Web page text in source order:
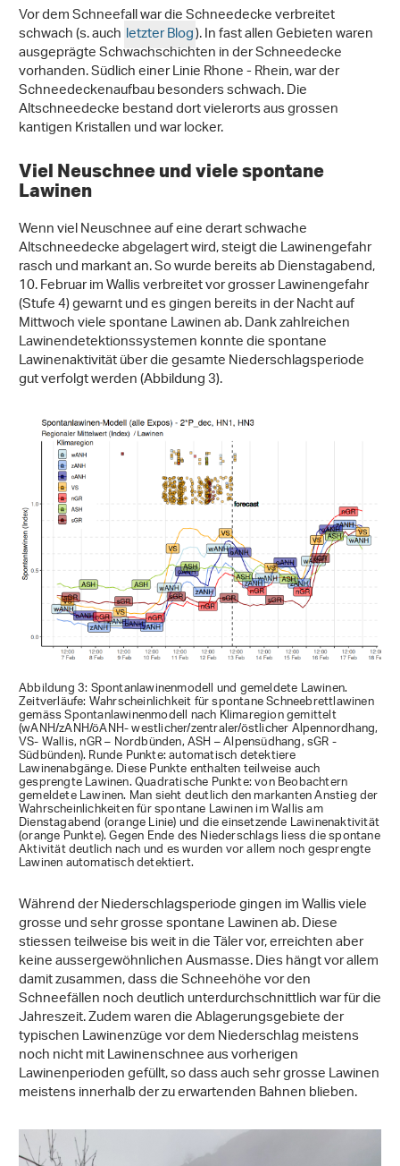
Vor dem Schneefall war die Schneedecke verbreitet
schwach (s. auch letzter Blog). In fast allen Gebieten waren
ausgeprägte Schwachschichten in der Schneedecke
vorhanden. Südlich einer Linie Rhone - Rhein, war der
Schneedeckenaufbau besonders schwach. Die
Altschneedecke bestand dort vielerorts aus grossen
kantigen Kristallen und war locker.
Viel Neuschnee und viele spontane
Lawinen
Wenn viel Neuschnee auf eine derart schwache
Altschneedecke abgelagert wird, steigt die Lawinengefahr
rasch und markant an. So wurde bereits ab Dienstagabend,
10. Februar im Wallis verbreitet vor grosser Lawinengefahr
(Stufe 4) gewarnt und es gingen bereits in der Nacht auf
Mittwoch viele spontane Lawinen ab. Dank zahlreichen
Lawinendetektionssystemen konnte die spontane
Lawinenaktivität über die gesamte Niederschlagsperiode
gut verfolgt werden (Abbildung 3).
Abbildung 3: Spontanlawinenmodell und gemeldete Lawinen.
Zeitverläufe: Wahrscheinlichkeit für spontane Schneebrettlawinen
gemäss Spontanlawinenmodell nach Klimaregion gemittelt
(wANH/zANH/öANH- westlicher/zentraler/östlicher Alpennordhang,
VS- Wallis, nGR – Nordbünden, ASH – Alpensüdhang, sGR -
Südbünden). Runde Punkte: automatisch detektiere
Lawinenabgänge. Diese Punkte enthalten teilweise auch
gesprengte Lawinen. Quadratische Punkte: von Beobachtern
gemeldete Lawinen. Man sieht deutlich den markanten Anstieg der
Wahrscheinlichkeiten für spontane Lawinen im Wallis am
Dienstagabend (orange Linie) und die einsetzende Lawinenaktivität
(orange Punkte). Gegen Ende des Niederschlags liess die spontane
Aktivität deutlich nach und es wurden vor allem noch gesprengte
Lawinen automatisch detektiert.
Während der Niederschlagsperiode gingen im Wallis viele
grosse und sehr grosse spontane Lawinen ab. Diese
stiessen teilweise bis weit in die Täler vor, erreichten aber
keine aussergewöhnlichen Ausmasse. Dies hängt vor allem
damit zusammen, dass die Schneehöhe vor den
Schneefällen noch deutlich unterdurchschnittlich war für die
Jahreszeit. Zudem waren die Ablagerungsgebiete der
typischen Lawinenzüge vor dem Niederschlag meistens
noch nicht mit Lawinenschnee aus vorherigen
Lawinenperioden gefüllt, so dass auch sehr grosse Lawinen
meistens innerhalb der zu erwartenden Bahnen blieben.